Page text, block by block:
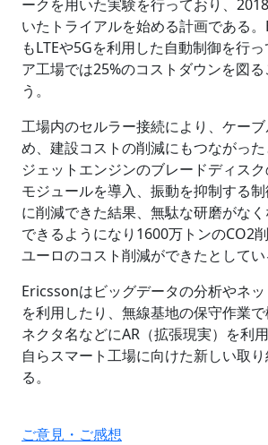
ークを用いた実験を行っており、
いたトライアルを始める計画である
もLTEや5Gを利用した自動制御を行
ア工場では25%のコストダウンを図
う。
工場内のセルラー接続により、ケー
め、建設コストの削減にもつながっ
ジェットエンジンのブレードディス
モジュールを導入、振動を抑制する
に削減できた結果、無駄な研磨がな
できるようになり1600万トンのCO2
ユーロのコスト削減ができたとしてい
Ericssonはビッグデータの分析やネ
を利用したり、無線基地の保守作業
ネクタ名などにAR（拡張現実）を利
自らスマート工場に向けた新しい取
る。
ご意見・ご感想